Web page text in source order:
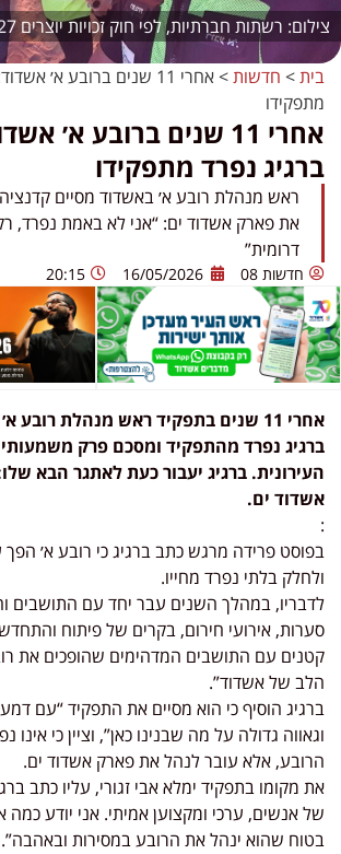
רשתות חברתיות, לפי חוק זכויות יוצרים 27 א'
בית> חדשות>
אחרי 11 שנים ברובע א׳
מתפקידו
אחרי 11 שנים ברובע א׳
ברגיג נפרד מתפקידו
ראש מנהלת רובע א׳ באשדוד מסיים
את פארק אשדוד ים: “אני לא באמת נפרד,
דרומית”
חדשות 08 16/05/2026
20:15
אחרי 11 שנים בתפקיד ראש מנהלת רובע
ברגיג נפרד מהתפקיד ומסכם פרק
העירונית. ברגיג יעבור כעת לאתגר הבא
אשדוד ים.
:
בפוסט פרידה מרגש כתב ברגיג כי רובע א׳ הפך
ולחלק בלתי נפרד מחייו.
לדבריו, במהלך השנים עבר יחד עם התושבים
סערות, אירועי חירום, בקרים של פיתוח
קטנים עם התושבים המדהימים שהופכים את
הלב של אשדוד”.
ברגיג הוסיף כי הוא מסיים את התפקיד “עם
וגאווה גדולה על מה שבנינו כאן”, וציין כי
הרובע, אלא עובר לנהל את פארק אשדוד ים.
את מקומו בתפקיד ימלא אבי זגורי, עליו כתב
של אנשים, ערכי ומקצוען אמיתי. אני יודע כמה
בטוח שהוא ינהל את הרובע במסירות ובאהבה”.